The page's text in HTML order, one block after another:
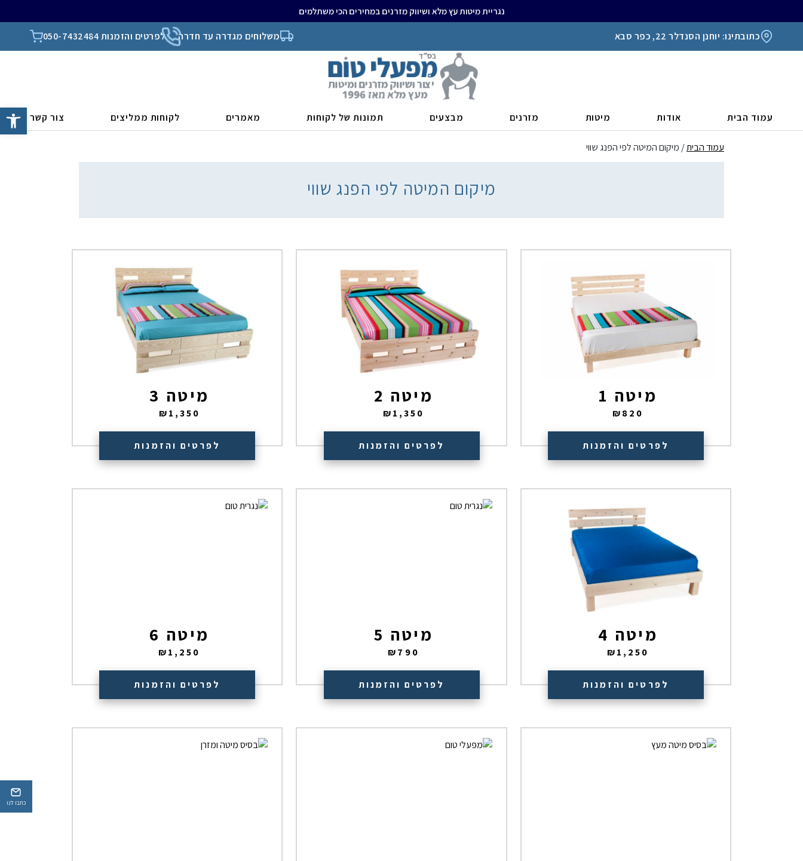
פתח
נגריית מיטות עץ מלא ושיווק מזרנים במחירים הכי משתלמים
כתובתינו: יוחנן הסנדלר 22, כפר סבא משלוחים מגדרה עד חדרה לפרטים והזמנות 050-7432484
עמוד הבית אודות מיטות מזרנים מבצעים תמונות של לקוחות מאמרים לקוחות ממליצים צור קשר
כתבו לנו
עמוד הבית/ מיקום המיטה לפי הפנג שווי
מיקום המיטה לפי הפנג שווי
מיטה 1
₪820
לפרטים והזמנות
מיטה 2
₪1,350
לפרטים והזמנות
מיטה 3
₪1,350
לפרטים והזמנות
מיטה 4
₪1,250
לפרטים והזמנות
מיטה 5
₪790
לפרטים והזמנות
מיטה 6
₪1,250
לפרטים והזמנות